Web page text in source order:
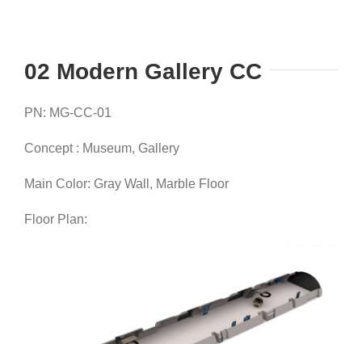
02 Modern Gallery CC
PN: MG-CC-01
Concept : Museum, Gallery
Main Color: Gray Wall, Marble Floor
Floor Plan: